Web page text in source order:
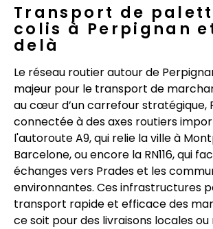
Transport de
colis à Perpignan
delà
Le réseau routier autour de
majeur pour le transport de
au cœur d’un carrefour stratégique,
connectée à des axes routiers
l'autoroute A9, qui relie la ville à
Barcelone, ou encore la RN116, qui
échanges vers Prades et les
environnantes. Ces infrastructures
transport rapide et efficace des
ce soit pour des livraisons locales ou